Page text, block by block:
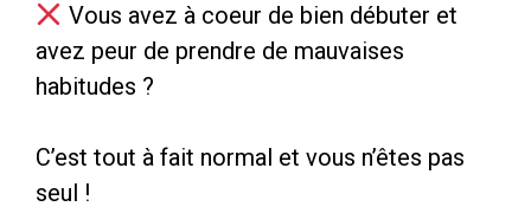
Vous avez à coeur de bien débuter et
avez peur de prendre de mauvaises
habitudes ?
C’est tout à fait normal et vous n’êtes pas
seul !